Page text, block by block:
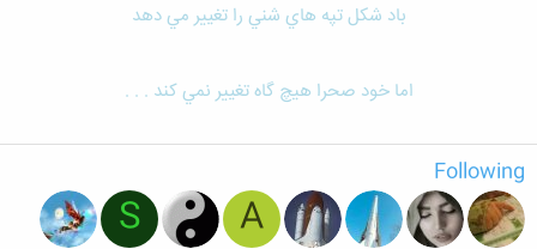
باد شكل تپه هاي شني را تغيير مي دهد
اما خود صحرا هيچ گاه تغيير نمي كند . . .
Following
A
S